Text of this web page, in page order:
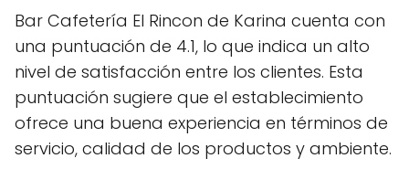
Bar Cafetería El Rincon de Karina cuenta con
una puntuación de 4.1, lo que indica un alto
nivel de satisfacción entre los clientes. Esta
puntuación sugiere que el establecimiento
ofrece una buena experiencia en términos de
servicio, calidad de los productos y ambiente.